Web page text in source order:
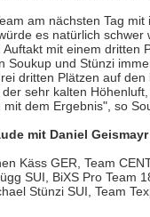
am nächsten Tag
es natürlich
mit einem
Soukup und Stünzi
dritten Plätzen auf
sehr kalten
dem Ergebnis", so
mit Daniel Geismayr
Käss GER, Team
SUI, BiXS Pro Team
Stünzi SUI, Team